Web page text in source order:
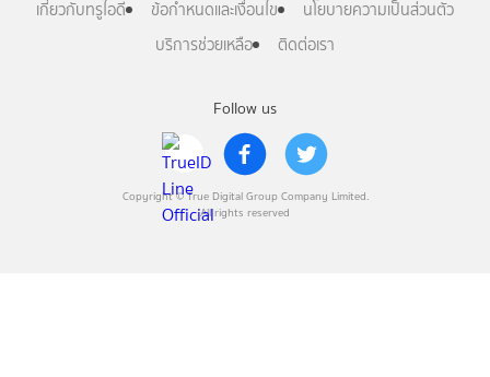
Follow us
Copyright © True Digital Group Company Limited.
All rights reserved
เกี่ยวกับทรูไอดี ข้อกำหนดและเงื่อนไข
นโยบายความเป็นส่วนตัว
บริการช่วยเหลือ
ติดต่อเรา